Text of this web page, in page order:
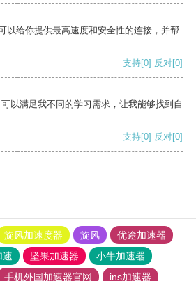
以给你提供最高速度和安全性的连接，并帮
支持[0] 反对[0]
以满足我不同的学习需求，让我能够找到自
支持[0] 反对[0]
旋风加速度器 旋风
优途加速器
速 坚果加速器
小牛加速器
手机外国加速器官网 ins加速器